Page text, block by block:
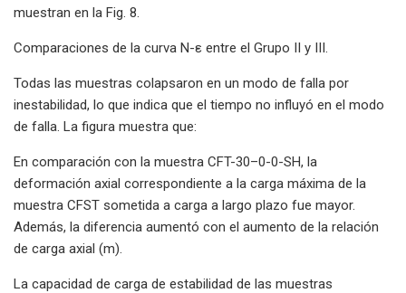
muestran en la Fig. 8.
Comparaciones de la curva N-ε entre el Grupo II y III.
Todas las muestras colapsaron en un modo de falla por
inestabilidad, lo que indica que el tiempo no influyó en el modo
de falla. La figura muestra que:
En comparación con la muestra CFT-30–0-0-SH, la
deformación axial correspondiente a la carga máxima de la
muestra CFST sometida a carga a largo plazo fue mayor.
Además, la diferencia aumentó con el aumento de la relación
de carga axial (m).
La capacidad de carga de estabilidad de las muestras